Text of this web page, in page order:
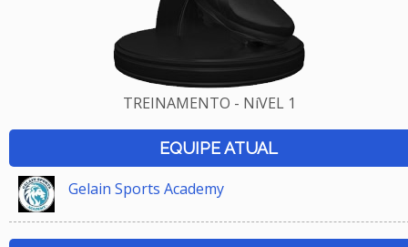
TREINAMENTO - NíVEL 1
EQUIPE ATUAL
Gelain Sports Academy